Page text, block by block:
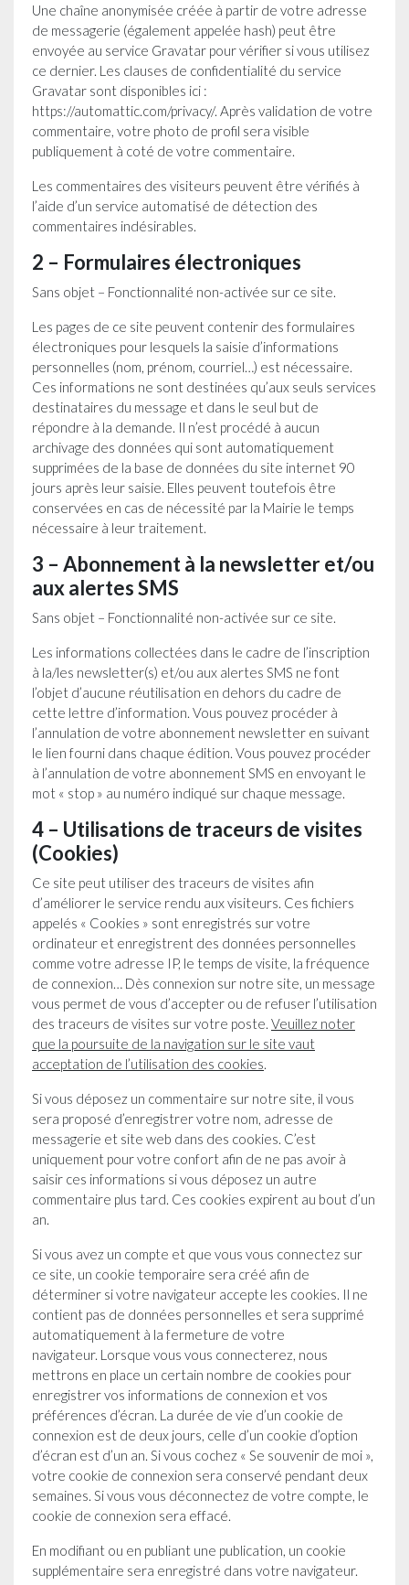
Une chaîne anonymisée créée à partir de votre adresse
de messagerie (également appelée hash) peut être
envoyée au service Gravatar pour vérifier si vous utilisez
ce dernier. Les clauses de confidentialité du service
Gravatar sont disponibles ici :
https://automattic.com/privacy/. Après validation de votre
commentaire, votre photo de profil sera visible
publiquement à coté de votre commentaire.
Les commentaires des visiteurs peuvent être vérifiés à
l’aide d’un service automatisé de détection des
commentaires indésirables.
2 – Formulaires électroniques
Sans objet – Fonctionnalité non-activée sur ce site.
Les pages de ce site peuvent contenir des formulaires
électroniques pour lesquels la saisie d’informations
personnelles (nom, prénom, courriel…) est nécessaire.
Ces informations ne sont destinées qu’aux seuls services
destinataires du message et dans le seul but de
répondre à la demande. Il n’est procédé à aucun
archivage des données qui sont automatiquement
supprimées de la base de données du site internet 90
jours après leur saisie. Elles peuvent toutefois être
conservées en cas de nécessité par la Mairie le temps
nécessaire à leur traitement.
3 – Abonnement à la newsletter et/ou
aux alertes SMS
Sans objet – Fonctionnalité non-activée sur ce site.
Les informations collectées dans le cadre de l’inscription
à la/les newsletter(s) et/ou aux alertes SMS ne font
l’objet d’aucune réutilisation en dehors du cadre de
cette lettre d’information. Vous pouvez procéder à
l’annulation de votre abonnement newsletter en suivant
le lien fourni dans chaque édition. Vous pouvez procéder
à l’annulation de votre abonnement SMS en envoyant le
mot « stop » au numéro indiqué sur chaque message.
4 – Utilisations de traceurs de visites
(Cookies)
Ce site peut utiliser des traceurs de visites afin
d’améliorer le service rendu aux visiteurs. Ces fichiers
appelés « Cookies » sont enregistrés sur votre
ordinateur et enregistrent des données personnelles
comme votre adresse IP, le temps de visite, la fréquence
de connexion… Dès connexion sur notre site, un message
vous permet de vous d’accepter ou de refuser l’utilisation
des traceurs de visites sur votre poste. Veuillez noter
que la poursuite de la navigation sur le site vaut
acceptation de l’utilisation des cookies.
Si vous déposez un commentaire sur notre site, il vous
sera proposé d’enregistrer votre nom, adresse de
messagerie et site web dans des cookies. C’est
uniquement pour votre confort afin de ne pas avoir à
saisir ces informations si vous déposez un autre
commentaire plus tard. Ces cookies expirent au bout d’un
an.
Si vous avez un compte et que vous vous connectez sur
ce site, un cookie temporaire sera créé afin de
déterminer si votre navigateur accepte les cookies. Il ne
contient pas de données personnelles et sera supprimé
automatiquement à la fermeture de votre
navigateur. Lorsque vous vous connecterez, nous
mettrons en place un certain nombre de cookies pour
enregistrer vos informations de connexion et vos
préférences d’écran. La durée de vie d’un cookie de
connexion est de deux jours, celle d’un cookie d’option
d’écran est d’un an. Si vous cochez « Se souvenir de moi »,
votre cookie de connexion sera conservé pendant deux
semaines. Si vous vous déconnectez de votre compte, le
cookie de connexion sera effacé.
En modifiant ou en publiant une publication, un cookie
supplémentaire sera enregistré dans votre navigateur.